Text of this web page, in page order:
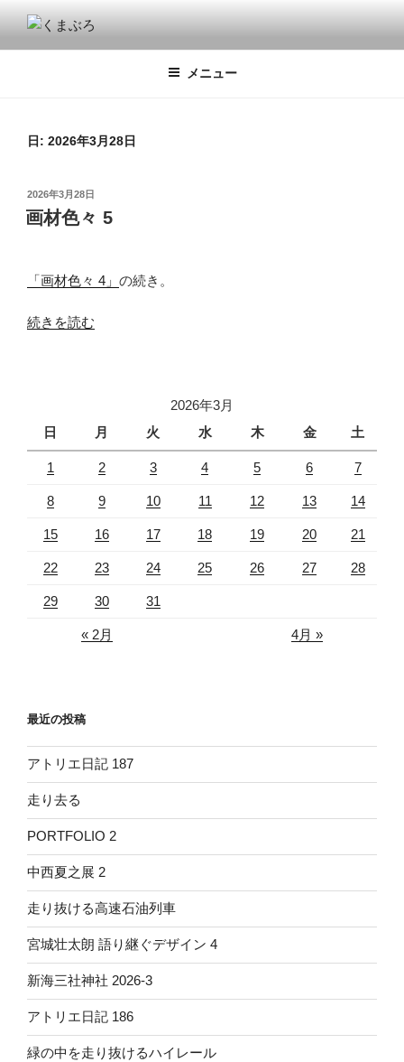
テ
くまぶろ
メニュー
日: 2026年3月28日
投
稿
日:
2026年3月28日
画材色々 5
「画材色々 4」 の続き。
“画
続きを読む
2026年3月
日
月 火 水 木 金 土
1 2 3 4 5 6 7
8 9 10 11 12 13 14
15 16 17 18 19 20 21
22 23 24 25 26 27 28
29 30 31
« 2月 4月 »
最近の投稿
アトリエ日記 187
走り去る
PORTFOLIO 2
中西夏之展 2
走り抜ける高速石油列車
宮城壮太朗 語り継ぐデザイン 4
新海三社神社 2026-3
アトリエ日記 186
緑の中を走り抜けるハイレール